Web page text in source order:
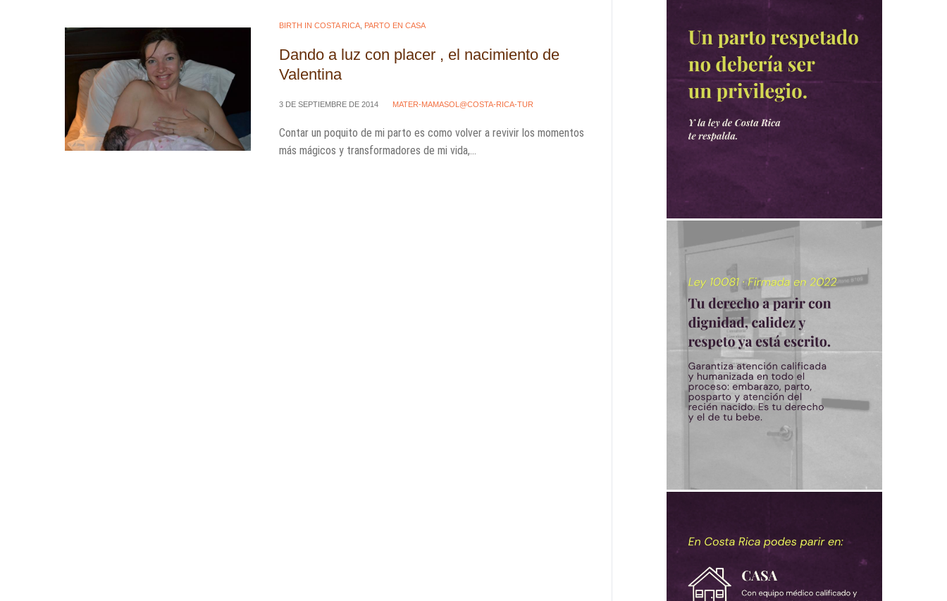
BIRTH IN COSTA RICA PARTO EN CASA
Dando a luz con placer , el nacimiento de
Valentina
3 DE SEPTIEMBRE DE 2014 MATER-MAMASOL@COSTA-RICA-TUR
Contar un poquito de mi parto es como volver a revivir los momentos
más mágicos y transformadores de mi vida,...